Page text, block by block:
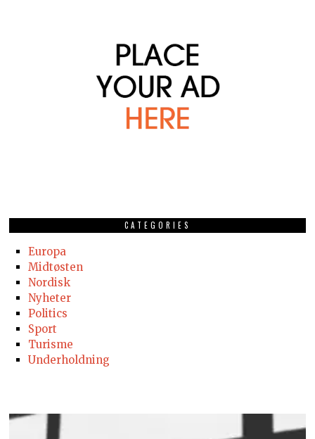
CATEGORIES
Europa
Midtøsten
Nordisk
Nyheter
Politics
Sport
Turisme
Underholdning